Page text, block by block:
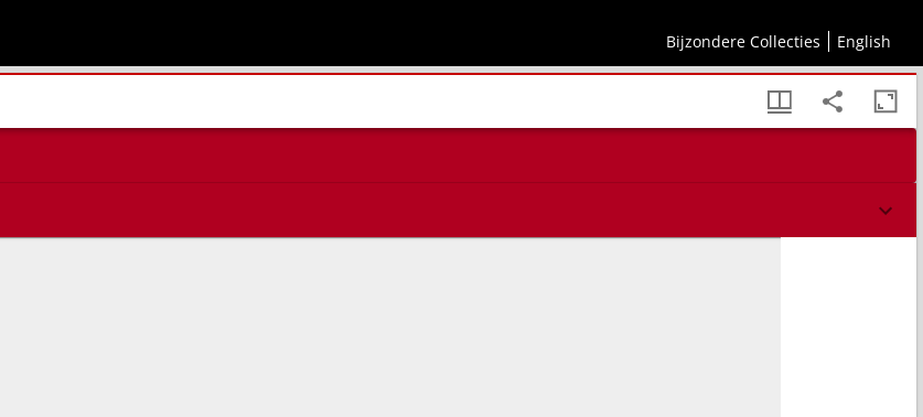
Bijzondere Collecties English